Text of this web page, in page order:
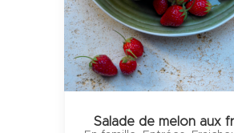
Salade de melon aux